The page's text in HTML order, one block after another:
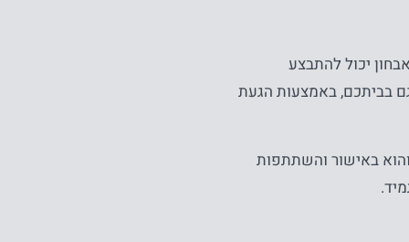
יכול להתבצע
בביתכם, באמצעות הגעת
באישור והשתתפות